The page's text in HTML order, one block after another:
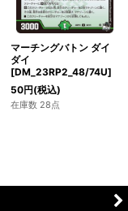
マーチングバトン ダイ
ダイ
[DM_23RP2_48/74U]
50円(税込)
在庫数 28点